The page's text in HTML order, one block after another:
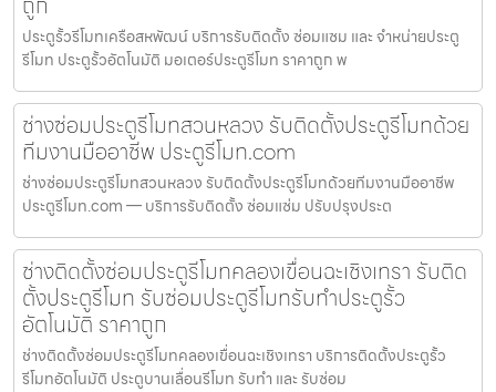
ประตูรั้วรีโมทเครือสหพัฒน์ บริการรับติดตั้ง ซ่อมแซม และ จำหน่ายประตู
รีโมท ประตูรั้วอัตโนมัติ มอเตอร์ประตูรีโมท ราคาถูก พ
ช่างซ่อมประตูรีโมทสวนหลวง รับติดตั้งประตูรีโมทด้วย
ทีมงานมืออาชีพ ประตูรีโมท.com
ช่างซ่อมประตูรีโมทสวนหลวง รับติดตั้งประตูรีโมทด้วยทีมงานมืออาชีพ
ประตูรีโมท.com — บริการรับติดตั้ง ซ่อมแซ่ม ปรับปรุงประต
ช่างติดตั้งซ่อมประตูรีโมทคลองเขื่อนฉะเชิงเทรา รับติด
ตั้งประตูรีโมท รับซ่อมประตูรีโมทรับทำประตูรั้ว
อัตโนมัติ ราคาถูก
ช่างติดตั้งซ่อมประตูรีโมทคลองเขื่อนฉะเชิงเทรา บริการติดตั้งประตูรั้ว
รีโมทอัตโนมัติ ประตูบานเลื่อนรีโมท รับทำ และ รับซ่อม